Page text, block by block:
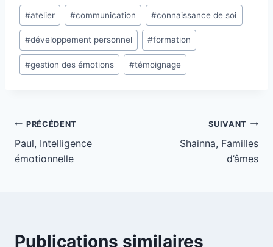
#atelier #communication #connaissance de soi
#développement personnel #formation
#gestion des émotions #témoignage
PRÉCÉDENT
Paul, Intelligence
émotionnelle
SUIVANT
Shainna, Familles
d’âmes
Publications similaires